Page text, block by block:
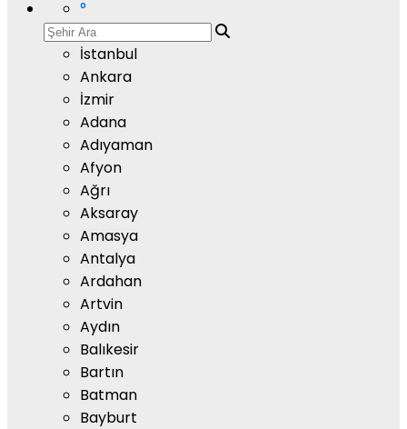
°
İstanbul
Ankara
İzmir
Adana
Adıyaman
Afyon
Ağrı
Aksaray
Amasya
Antalya
Ardahan
Artvin
Aydın
Balıkesir
Bartın
Batman
Bayburt